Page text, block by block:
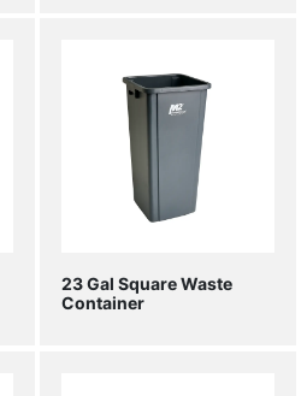
23 Gal Square Waste
Container